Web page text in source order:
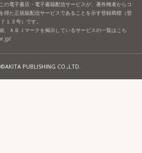
の電子書店・電子書籍配信サービスが、著作権者からコ
得た正規版配信サービスであることを示す登録商標（登
１３号）です。
、ＡＢＪマークを掲示しているサービスの一覧はこち
PUBLISHING CO.,LTD.